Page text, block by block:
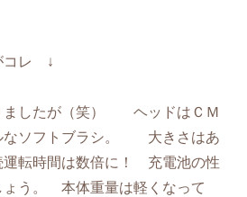
コレ ↓
ましたが（笑） ヘッドはＣＭ
なソフトブラシ。 大きさはあ
転時間は数倍に！ 充電池の性
ょう。 本体重量は軽くなって